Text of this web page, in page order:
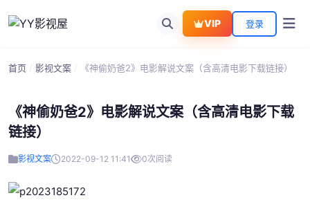
VIP 登录
首页 影视文案 《神偷奶爸2》电影解说文案（含高清电影下载链接）
《神偷奶爸2》电影解说文案（含高清电影下载
链接）
影视文案 2022-09-12 11:41 0次阅读